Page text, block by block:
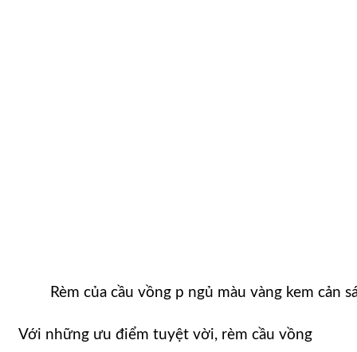
Rèm của cầu vồng p ngủ màu vàng kem cản
Với những ưu điểm tuyệt vời, rèm cầu vồng